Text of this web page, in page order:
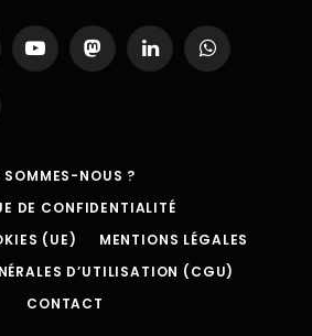
YouTubeMastodonLinkedInWhatsApp
SOMMES-NOUS ?
DE CONFIDENTIALITÉ
(UE)
MENTIONS LÉGALES
D’UTILISATION (CGU)
CONTACT